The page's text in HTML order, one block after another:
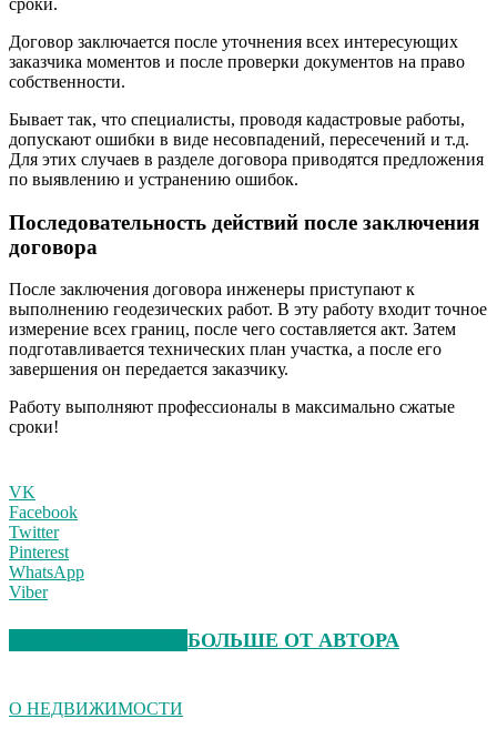
сроки.
Договор заключается после уточнения всех интересующих
заказчика моментов и после проверки документов на право
собственности.
Бывает так, что специалисты, проводя кадастровые работы,
допускают ошибки в виде несовпадений, пересечений и т.д.
Для этих случаев в разделе договора приводятся предложения
по выявлению и устранению ошибок.
Последовательность действий после заключения
договора
После заключения договора инженеры приступают к
выполнению геодезических работ. В эту работу входит точное
измерение всех границ, после чего составляется акт. Затем
подготавливается технических план участка, а после его
завершения он передается заказчику.
Работу выполняют профессионалы в максимально сжатые
сроки!
VK
Facebook
Twitter
Pinterest
WhatsApp
Viber
БОЛЬШЕ ОТ АВТОРА
О НЕДВИЖИМОСТИ